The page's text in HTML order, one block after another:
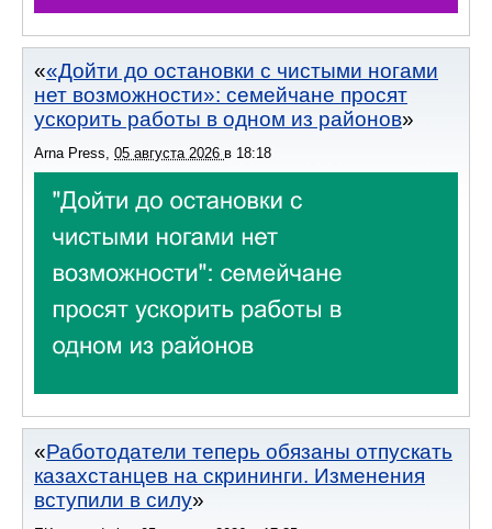
«Дойти до остановки с чистыми ногами
нет возможности»: семейчане просят
ускорить работы в одном из районов
Arna Press, 05 августа 2026 в 18:18
Работодатели теперь обязаны отпускать
казахстанцев на скрининги. Изменения
вступили в силу